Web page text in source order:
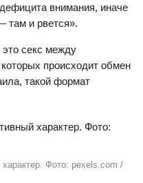
внимания, иначе
там и рвется».
секс между
происходит обмен
такой формат
Фото: pexels.com /